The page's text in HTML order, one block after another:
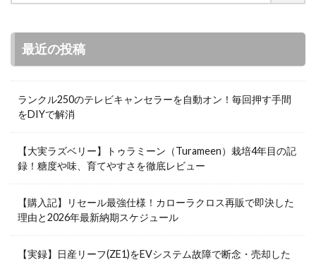
最近の投稿
ランクル250のテレビキャンセラーを自動オン！毎回押す手間
をDIYで解消
【大実ラズベリー】トゥラミーン（Turameen）栽培4年目の記
録！糖度や味、育てやすさを徹底レビュー
【購入記】リセール最強仕様！カローラクロス再販で即決した
理由と2026年最新納期スケジュール
【実録】日産リーフ(ZE1)をEVシステム故障で断念・売却した